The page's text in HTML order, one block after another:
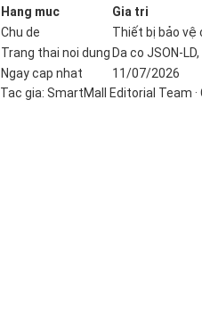
Hang muc
Gia tri
Chu de
Thiết bị bảo vệ
Trang thai noi dung Da co JSON-
Ngay cap nhat
11/07/2026
Tac gia: SmartMall Editorial Team